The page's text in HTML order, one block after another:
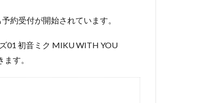
約受付が開始されています。
01 初音ミク MIKU WITH YOU
す。